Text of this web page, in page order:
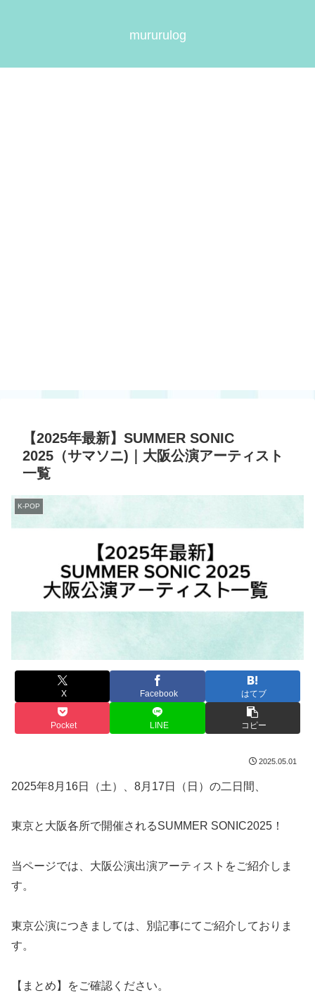
mururulog
【2025年最新】SUMMER SONIC
2025（サマソニ)｜大阪公演アーティスト
一覧
K-POP
X Facebook はてブ
Pocket LINE コピー
2025.05.01
2025年8月16日（土）、8月17日（日）の二日間、
東京と大阪各所で開催されるSUMMER SONIC2025！
当ページでは、大阪公演出演アーティストをご紹介しま
す。
東京公演につきましては、別記事にてご紹介しておりま
す。
【まとめ】をご確認ください。